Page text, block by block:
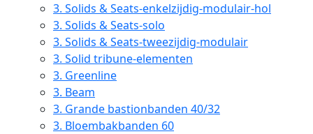
3. Solids & Seats-enkelzijdig-modulair-hol
3. Solids & Seats-solo
3. Solids & Seats-tweezijdig-modulair
3. Solid tribune-elementen
3. Greenline
3. Beam
3. Grande bastionbanden 40/32
3. Bloembakbanden 60